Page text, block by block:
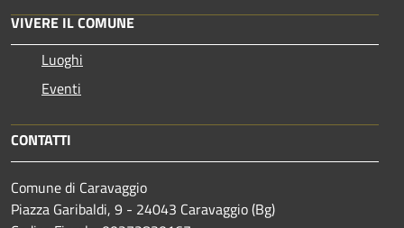
VIVERE IL COMUNE
Luoghi
Eventi
CONTATTI
Comune di Caravaggio
Piazza Garibaldi, 9 - 24043 Caravaggio (Bg)